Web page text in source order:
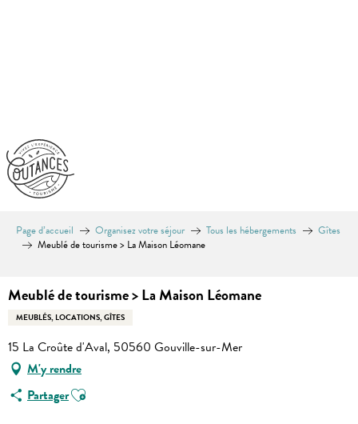
Page d’accueil Organisez votre séjour Tous les hébergements
Gîtes
Meublé de tourisme > La Maison Léomane
Meublé de tourisme > La Maison Léomane
MEUBLÉS, LOCATIONS, GÎTES
15 La Croûte d'Aval, 50560 Gouville-sur-Mer
M'y rendre
PartagerAjouter aux favoris